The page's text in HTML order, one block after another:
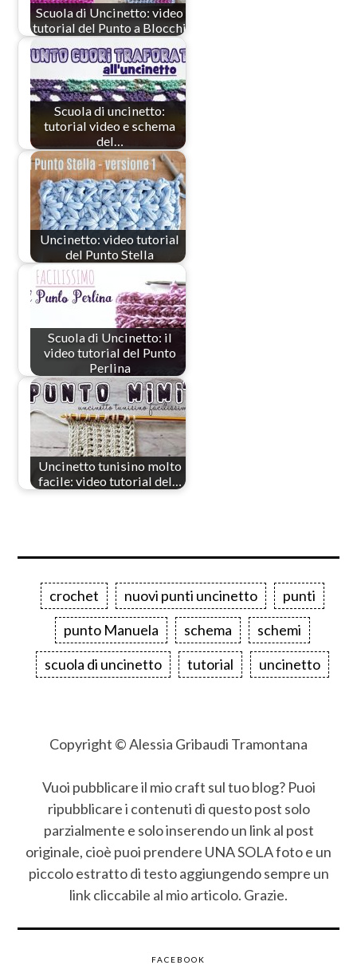
Scuola di Uncinetto: video
tutorial del Punto a Blocchi
Scuola di uncinetto:
tutorial video e schema
del…
Uncinetto: video tutorial
del Punto Stella
Scuola di Uncinetto: il
video tutorial del Punto
Perlina
Uncinetto tunisino molto
facile: video tutorial del…
crochet nuovi punti uncinetto
punti
punto Manuela
schema
schemi
scuola di uncinetto
tutorial uncinetto
Copyright © Alessia Gribaudi Tramontana
Vuoi pubblicare il mio craft sul tuo blog? Puoi
ripubblicare i contenuti di questo post solo
parzialmente e solo inserendo un link al post
originale, cioè puoi prendere UNA SOLA foto e un
piccolo estratto di testo aggiungendo sempre un
link cliccabile al mio articolo. Grazie.
FACEBOOK